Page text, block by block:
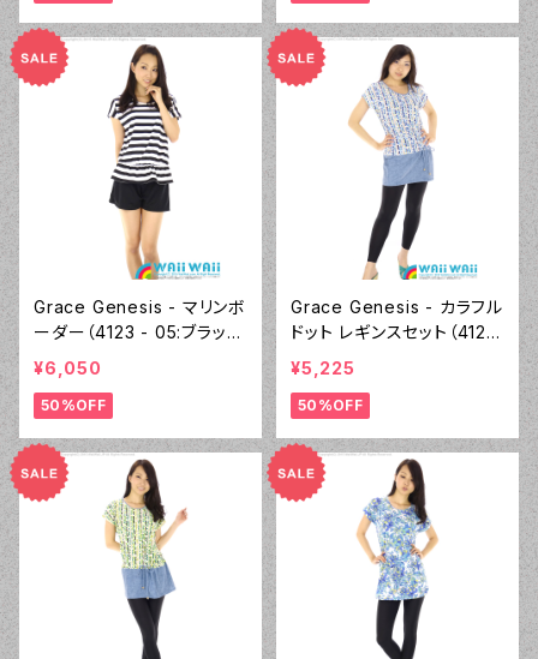
Grace Genesis - マリンボ
ーダー（4123 - 05:ブラッ
ク）
¥6,050
50%OFF
Grace Genesis - カラフル
ドット レギンスセット（4122
- 70:ブルー）
¥5,225
50%OFF